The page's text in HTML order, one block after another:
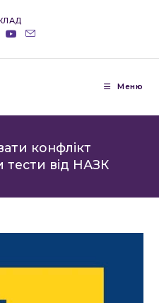
Меню
конфлікт
тести від НАЗК